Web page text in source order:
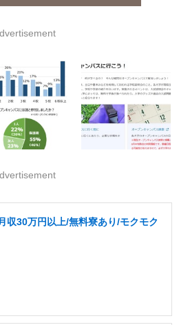
収30万円以上/無料寮あり/モクモク